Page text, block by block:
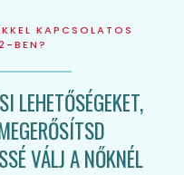
KAPCSOLATOS
BEN?
LEHETŐSÉGEKET,
VÁLJ A NŐKNÉL